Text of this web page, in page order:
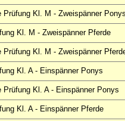
Prüfung Kl. M - Zweispänner
Kl. M - Zweispänner Pferde
Prüfung Kl. M - Zweispänner
Kl. A - Einspänner Ponys
Prüfung Kl. A - Einspänner Ponys
Kl. A - Einspänner Pferde